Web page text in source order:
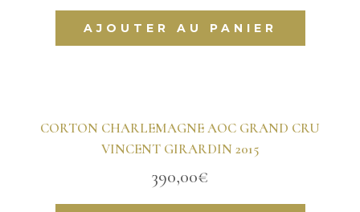
AJOUTER AU PANIER
CORTON CHARLEMAGNE AOC GRAND CRU
VINCENT GIRARDIN 2015
390,00€